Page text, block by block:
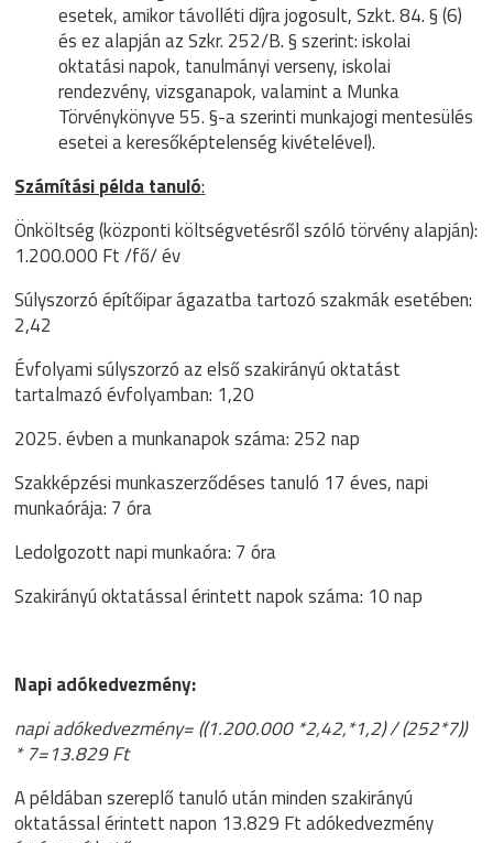
esetek, amikor távolléti díjra jogosult, Szkt. 84. § (6)
és ez alapján az Szkr. 252/B. § szerint: iskolai
oktatási napok, tanulmányi verseny, iskolai
rendezvény, vizsganapok, valamint a Munka
Törvénykönyve 55. §-a szerinti munkajogi mentesülés
esetei a keresőképtelenség kivételével).
Számítási példa tanuló:
Önköltség (központi költségvetésről szóló törvény alapján):
1.200.000 Ft /fő/ év
Súlyszorzó építőipar ágazatba tartozó szakmák esetében:
2,42
Évfolyami súlyszorzó az első szakirányú oktatást
tartalmazó évfolyamban: 1,20
2025. évben a munkanapok száma: 252 nap
Szakképzési munkaszerződéses tanuló 17 éves, napi
munkaórája: 7 óra
Ledolgozott napi munkaóra: 7 óra
Szakirányú oktatással érintett napok száma: 10 nap
Napi adókedvezmény:
napi adókedvezmény= ((1.200.000 *2,42,*1,2) / (252*7))
* 7=13.829 Ft
A példában szereplő tanuló után minden szakirányú
oktatással érintett napon 13.829 Ft adókedvezmény